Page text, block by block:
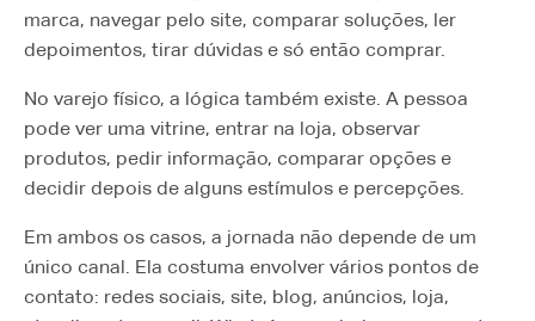
marca, navegar pelo site, comparar soluções, ler
depoimentos, tirar dúvidas e só então comprar.
No varejo físico, a lógica também existe. A pessoa
pode ver uma vitrine, entrar na loja, observar
produtos, pedir informação, comparar opções e
decidir depois de alguns estímulos e percepções.
Em ambos os casos, a jornada não depende de um
único canal. Ela costuma envolver vários pontos de
contato: redes sociais, site, blog, anúncios, loja,